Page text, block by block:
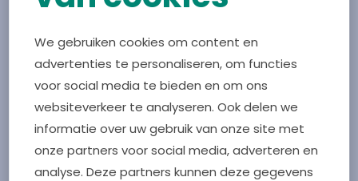
We gebruiken cookies om content en
advertenties te personaliseren, om functies
voor social media te bieden en om ons
websiteverkeer te analyseren. Ook delen we
informatie over uw gebruik van onze site met
onze partners voor social media, adverteren en
analyse. Deze partners kunnen deze gegevens
Voorafgaand aan deze publicatie wordt de
ontworpen werkwijze vormgegeven in een
herkenbare Zeeuwse lay-out en online beschikbaar
gesteld viawww.samenhoudenwezeelandgezond.nl
Alle deelnemers aan de sessie van 22 september
checken deze werkwijze met hun achterban.